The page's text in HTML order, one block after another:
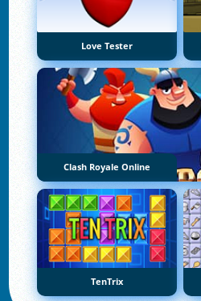
Love Tester
Clash Royale Online
TenTrix